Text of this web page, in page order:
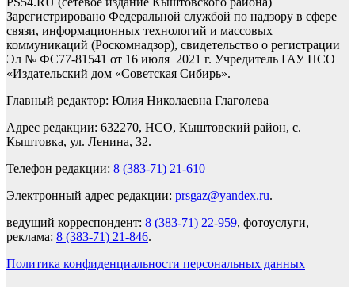
Зарегистрировано Федеральной службой по надзору в сфере
связи, информационных технологий и массовых
коммуникаций (Роскомнадзор), свидетельство о регистрации
Эл № ФС77-81541 от 16 июля 2021 г. Учредитель ГАУ НСО
«Издательский дом «Советская Сибирь».
Главный редактор: Юлия Николаевна Глаголева
Адрес редакции: 632270, НСО, Кыштовский район, с.
Кыштовка, ул. Ленина, 32.
Телефон редакции: 8 (383-71) 21-610
Электронный адрес редакции: prsgaz@yandex.ru.
ведущий корреспондент: 8 (383-71) 22-959, фотоуслуги,
реклама: 8 (383-71) 21-846.
Политика конфиденциальности персональных данных